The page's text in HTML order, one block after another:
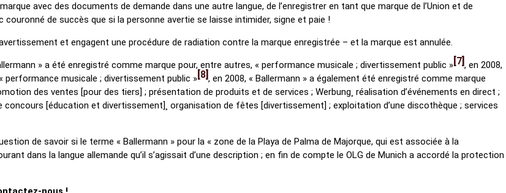
avec des documents de demande dans une autre langue, de l’enregistrer en tant que marque de l’Union et de
de succès que si la personne avertie se laisse intimider, signe et paie !
et engagent une procédure de radiation contre la marque enregistrée – et la marque est annulée.
» a été enregistré comme marque pour, entre autres, « performance musicale ; divertissement public » 7 , en 2008,
performance musicale ; divertissement public » 8 , en 2008, « Ballermann » a également été enregistré comme marque
des ventes [pour des tiers] ; présentation de produits et de services ; Werbung¸ réalisation d’événements en direct ;
[éducation et divertissement]¸ organisation de fêtes [divertissement] ; exploitation d’une discothèque ; services
de savoir si le terme « Ballermann » pour la « zone de la Playa de Palma de Majorque, qui est associée à la
dans la langue allemande qu’il s’agissait d’une description ; en fin de compte le OLG de Munich a accordé la protection